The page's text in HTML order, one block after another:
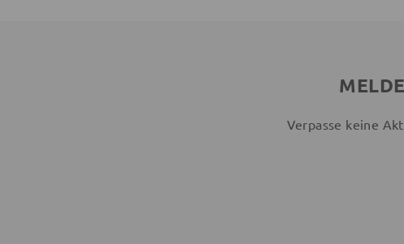
Verpasse keine